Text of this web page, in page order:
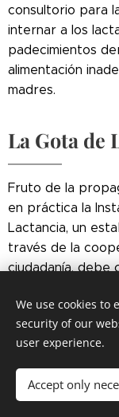
consultorio para
internar a los
padecimientos
alimentación
madres.
La Gota de
Fruto de la
en práctica la
Lactancia, un
través de la
ciudadanía, debe
madres no
acuerdo con los
las necesidades
El primer
Cerrito 892 de
We use cookies
security of our
user experience.
Accept only